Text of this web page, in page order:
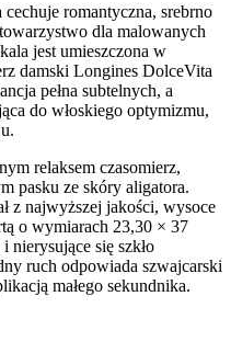
cechuje romantyczna, srebrno
dla malowanych
jest umieszczona w
damski Longines DolceVita
pełna subtelnych, a
do włoskiego optymizmu,
relaksem czasomierz,
pasku ze skóry aligatora.
z najwyższej jakości, wysoce
o wymiarach 23,30 × 37
nierysujące się szkło
ruch odpowiada szwajcarski
małego sekundnika.